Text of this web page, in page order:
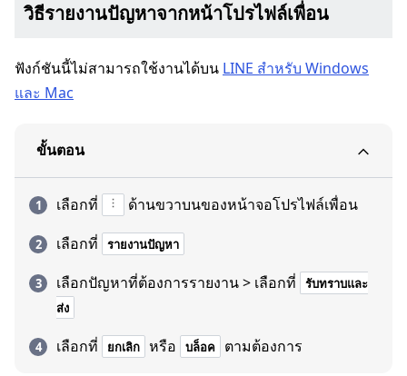
วิธีรายงานปัญหาจากหน้าโปรไฟล์เพื่อน
ฟังก์ชันนี้ไม่สามารถใช้งานได้บน LINE สำหรับ Windows
และ Mac
ขั้นตอน
เลือกที่
ด้านขวาบนของหน้าจอโปรไฟล์เพื่อน
เลือกที่
รายงานปัญหา
เลือกปัญหาที่ต้องการรายงาน > เลือกที่
รับทราบและ
ส่ง
เลือกที่ ยกเลิก หรือ บล็อค ตามต้องการ